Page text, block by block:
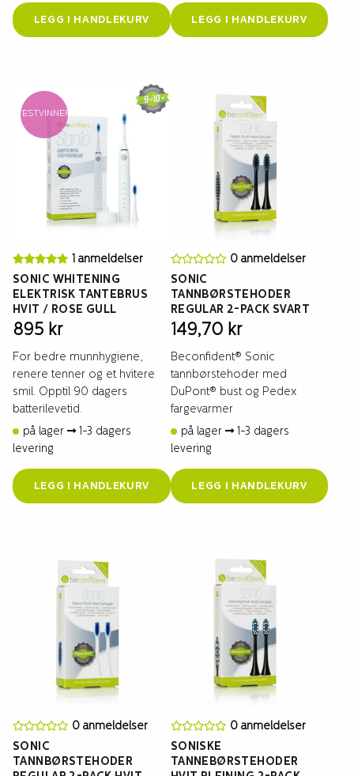
LEGG I HANDLEKURV LEGG I HANDLEKURV
TESTVINNER
1 anmeldelser
SONIC WHITENING
ELEKTRISK TANTEBRUS
HVIT / ROSE GULL
895 kr
For bedre munnhygiene,
renere tenner og et hvitere
smil. Opptil 90 dagers
batterilevetid.
på lager
1-3 dagers
levering
LEGG I HANDLEKURV
0 anmeldelser
SONIC
TANNBØRSTEHODER
REGULAR 2-PACK SVART
149,70 kr
Beconfident® Sonic
tannbørstehoder med
DuPont® bust og Pedex
fargevarmer
på lager
1-3 dagers
levering
LEGG I HANDLEKURV
0 anmeldelser
SONIC
TANNBØRSTEHODER
0 anmeldelser
SONISKE
TANNEBØRSTEHODER